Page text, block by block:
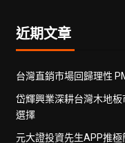
近期文章
台灣直銷市場回歸理性
岱輝興業深耕台灣木地
選擇
元大證投資先生APP推